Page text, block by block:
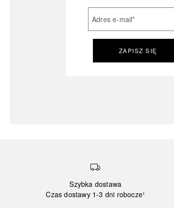
Adres e-mail*
ZAPISZ SIĘ
Szybka dostawa
Czas dostawy 1-3 dni robocze¹